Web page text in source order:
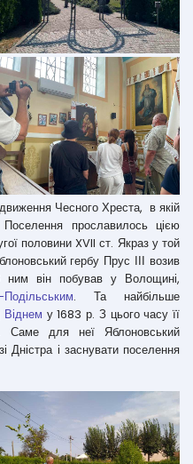
Чесного Хреста, в якій
прославилось цією
половини XVII ст. Якраз у той
гербу Прус ІІІ возив
він побував у Волощині,
. Та найбільше
Віднем у 1683 р. З цього часу її
Саме для неї Яблоновський
Дністра і заснувати поселення